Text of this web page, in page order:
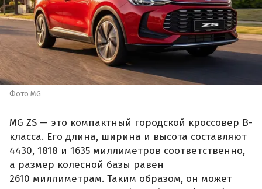
Фото MG
MG ZS — это компактный городской кроссовер B-
класса. Его длина, ширина и высота составляют
4430, 1818 и 1635 миллиметров соответственно,
а размер колесной базы равен
2610 миллиметрам. Таким образом, он может